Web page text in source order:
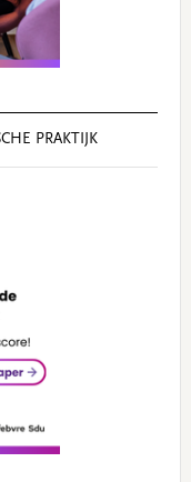
PRAKTIJK